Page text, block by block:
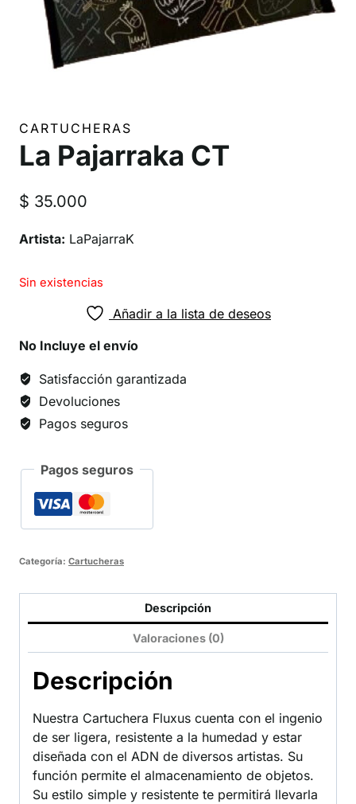
CARTUCHERAS
La Pajarraka CT
$ 35.000
Artista: LaPajarraK
Sin existencias
Añadir a la lista de deseos
No Incluye el envío
Satisfacción garantizada
Devoluciones
Pagos seguros
Pagos seguros
Categoría: Cartucheras
Descripción
Valoraciones (0)
Descripción
Nuestra Cartuchera Fluxus cuenta con el ingenio
de ser ligera, resistente a la humedad y estar
diseñada con el ADN de diversos artistas. Su
función permite el almacenamiento de objetos.
Su estilo simple y resistente te permitirá llevarla